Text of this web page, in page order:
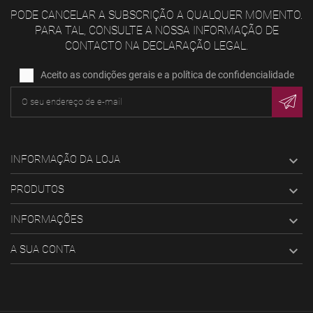
PODE CANCELAR A SUBSCRIÇÃO A QUALQUER MOMENTO.
PARA TAL, CONSULTE A NOSSA INFORMAÇÃO DE
CONTACTO NA DECLARAÇÃO LEGAL.
Aceito as condições gerais e a política de confidencialidade
INFORMAÇÃO DA LOJA 
PRODUTOS 
INFORMAÇÕES 
A SUA CONTA 